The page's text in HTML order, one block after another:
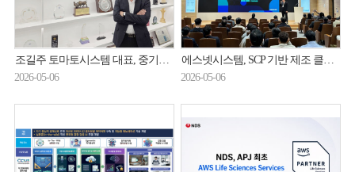
조길주 토마토시스템 대표, 중기부 장관 표창 수상
2026-05-06
에스넷시스템, SCP 기반 제조 클라우드 전환 사례 공개
2026-05-06